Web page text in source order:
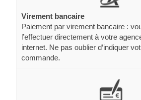
Virement bancaire
Paiement par virement bancaire :
l’effectuer directement à votre
internet. Ne pas oublier d’indiquer
commande.